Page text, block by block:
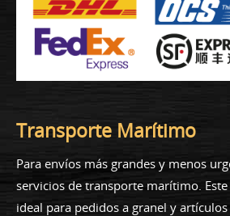
Transporte Marítimo
Para envíos más grandes y menos
servicios de transporte marítimo.
ideal para pedidos a granel y